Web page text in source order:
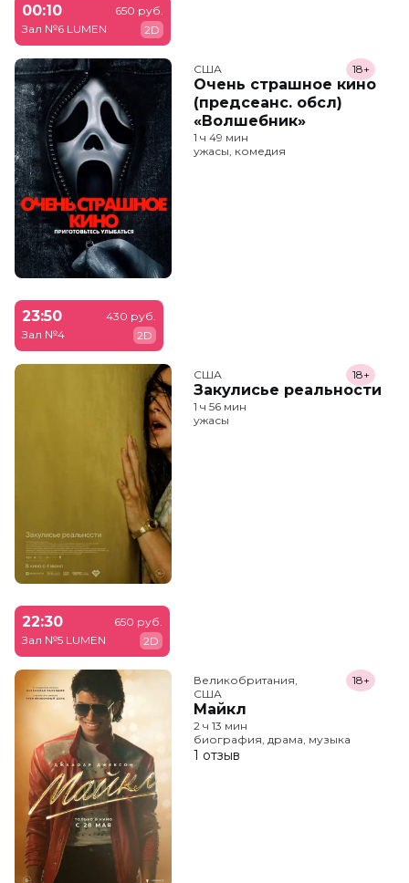
00:10
Зал №6 LUMEN
650 руб.
2D
США
Очень страшное кино
(предсеанс. обсл)
«Волшебник»
18+
1 ч 49 мин
ужасы, комедия
23:50
Зал №4
430 руб.
2D
США
Закулисье реальности
18+
1 ч 56 мин
ужасы
22:30
Зал №5 LUMEN
650 руб.
2D
Великобритания,
США
Майкл
18+
2 ч 13 мин
биография, драма, музыка
1 отзыв